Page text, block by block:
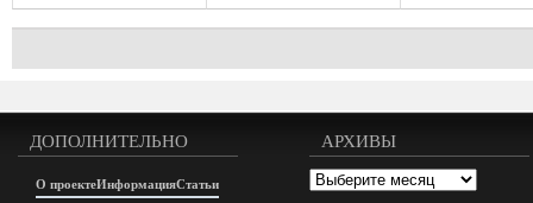
ДОПОЛНИТЕЛЬНО
О проектеИнформацияСтатьи
АРХИВЫ
Архивы